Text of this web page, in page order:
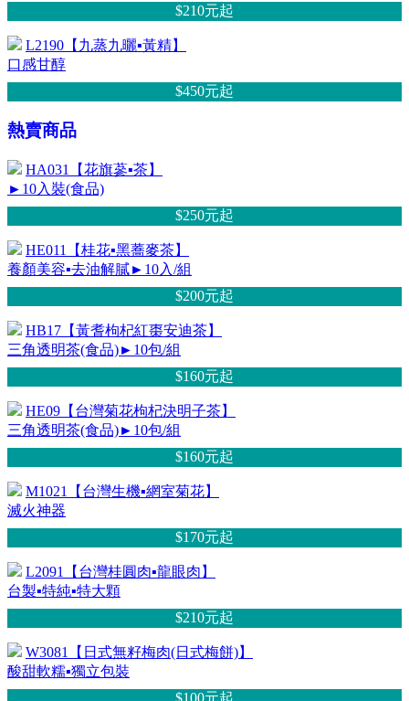
$210元起
L2190【九蒸九曬▪黃精】
口感甘醇
$450元起
熱賣商品
HA031【花旗蔘▪茶】
►10入裝(食品)
$250元起
HE011【桂花▪黑蕎麥茶】
養顏美容▪去油解膩►10入/組
$200元起
HB17【黃耆枸杞紅棗安迪茶】
三角透明茶(食品)►10包/組
$160元起
HE09【台灣菊花枸杞決明子茶】
三角透明茶(食品)►10包/組
$160元起
M1021【台灣生機▪網室菊花】
滅火神器
$170元起
L2091【台灣桂圓肉▪龍眼肉】
台製▪特純▪特大顆
$210元起
W3081【日式無籽梅肉(日式梅餅)】
酸甜軟糯▪獨立包裝
$100元起